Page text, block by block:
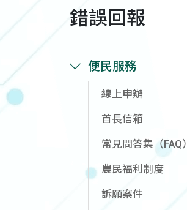
錯誤回報
便民服務
線上申辦
首長信箱
常見問答集（FAQ）
農民福利制度
訴願案件